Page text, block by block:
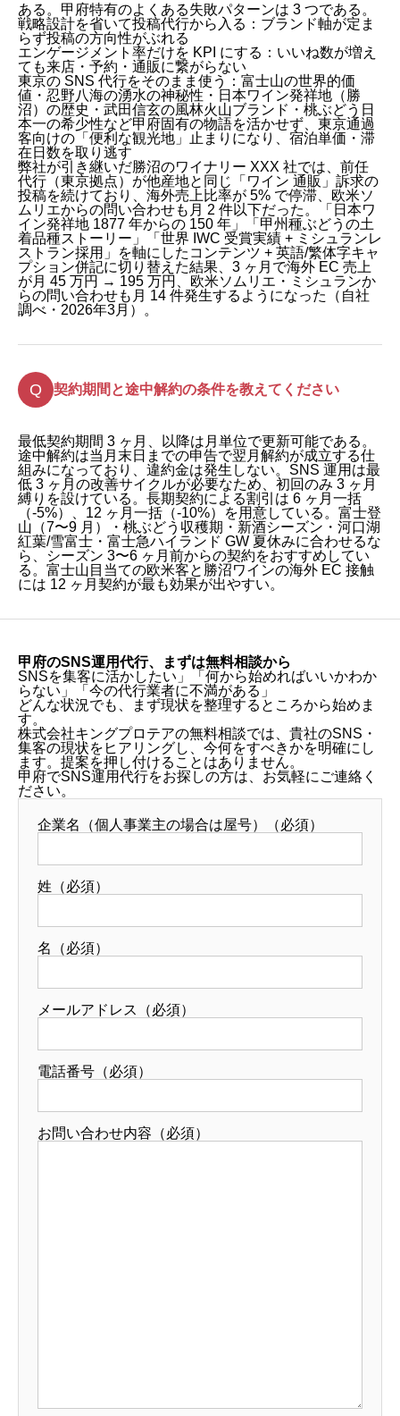
ある。甲府特有のよくある失敗パターンは 3 つである。
戦略設計を省いて投稿代行から入る：ブランド軸が定ま
らず投稿の方向性がぶれる
エンゲージメント率だけを KPI にする：いいね数が増え
ても来店・予約・通販に繋がらない
東京の SNS 代行をそのまま使う：富士山の世界的価
値・忍野八海の湧水の神秘性・日本ワイン発祥地（勝
沼）の歴史・武田信玄の風林火山ブランド・桃ぶどう日
本一の希少性など甲府固有の物語を活かせず、東京通過
客向けの「便利な観光地」止まりになり、宿泊単価・滞
在日数を取り逃す
弊社が引き継いだ勝沼のワイナリー XXX 社では、前任
代行（東京拠点）が他産地と同じ「ワイン 通販」訴求の
投稿を続けており、海外売上比率が 5% で停滞、欧米ソ
ムリエからの問い合わせも月 2 件以下だった。「日本ワ
イン発祥地 1877 年からの 150 年」「甲州種ぶどうの土
着品種ストーリー」「世界 IWC 受賞実績 + ミシュランレ
ストラン採用」を軸にしたコンテンツ + 英語/繁体字キャ
プション併記に切り替えた結果、3 ヶ月で海外 EC 売上
が月 45 万円 → 195 万円、欧米ソムリエ・ミシュランか
らの問い合わせも月 14 件発生するようになった（自社
調べ・2026年3月）。
契約期間と途中解約の条件を教えてください
最低契約期間 3 ヶ月、以降は月単位で更新可能である。
途中解約は当月末日までの申告で翌月解約が成立する仕
組みになっており、違約金は発生しない。SNS 運用は最
低 3 ヶ月の改善サイクルが必要なため、初回のみ 3 ヶ月
縛りを設けている。長期契約による割引は 6 ヶ月一括
（-5%）、12 ヶ月一括（-10%）を用意している。富士登
山（7〜9 月）・桃ぶどう収穫期・新酒シーズン・河口湖
紅葉/雪富士・富士急ハイランド GW 夏休みに合わせるな
ら、シーズン 3〜6 ヶ月前からの契約をおすすめしてい
る。富士山目当ての欧米客と勝沼ワインの海外 EC 接触
には 12 ヶ月契約が最も効果が出やすい。
甲府のSNS運用代行、まずは無料相談から
SNSを集客に活かしたい」「何から始めればいいかわか
らない」「今の代行業者に不満がある」
どんな状況でも、まず現状を整理するところから始めま
す。
株式会社キングプロテアの無料相談では、貴社のSNS・
集客の現状をヒアリングし、今何をすべきかを明確にし
ます。提案を押し付けることはありません。
甲府でSNS運用代行をお探しの方は、お気軽にご連絡く
ださい。
企業名（個人事業主の場合は屋号）（必須）
姓（必須）
名（必須）
メールアドレス（必須）
電話番号（必須）
お問い合わせ内容（必須）